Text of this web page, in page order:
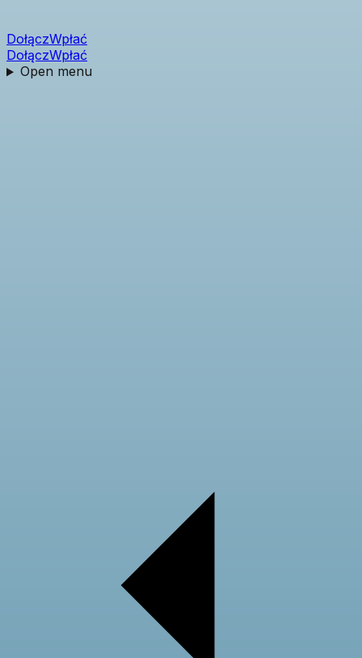
DołączWpłać
DołączWpłać
Open menu